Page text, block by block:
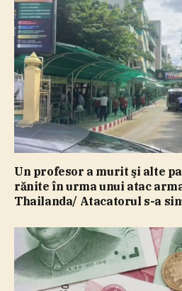
Un profesor a murit şi alte
rănite în urma unui atac
Thailanda/ Atacatorul s-a